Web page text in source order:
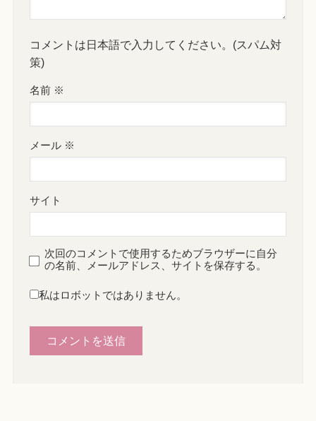
コメントは日本語で入力してください。(スパム対
策)
名前 ※
メール ※
サイト
次回のコメントで使用するためブラウザーに自分
の名前、メールアドレス、サイトを保存する。
私はロボットではありません。